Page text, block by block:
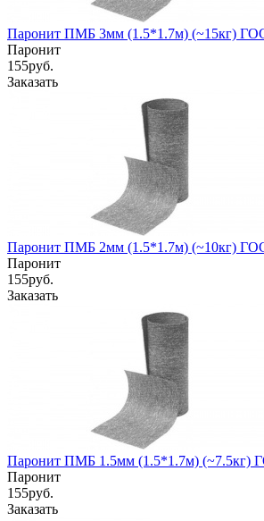
Паронит ПМБ 3мм (1.5*1.7м) (~15кг)
Паронит
155руб.
Заказать
Паронит ПМБ 2мм (1.5*1.7м) (~10кг)
Паронит
155руб.
Заказать
Паронит ПМБ 1.5мм (1.5*1.7м) (~7.5кг)
Паронит
155руб.
Заказать